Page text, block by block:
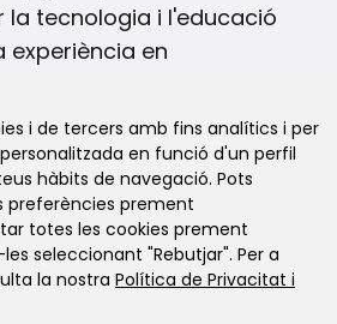
la tecnologia i l'educació
experiència en
les disciplines STEAM.
de material de
maker
i de tercers amb fins analítics i per
en funció d'un perfil
hàbits de navegació. Pots
preferències prement
totes les cookies prement
seleccionant "Rebutjar". Per a
la nostra Política de Privacitat i